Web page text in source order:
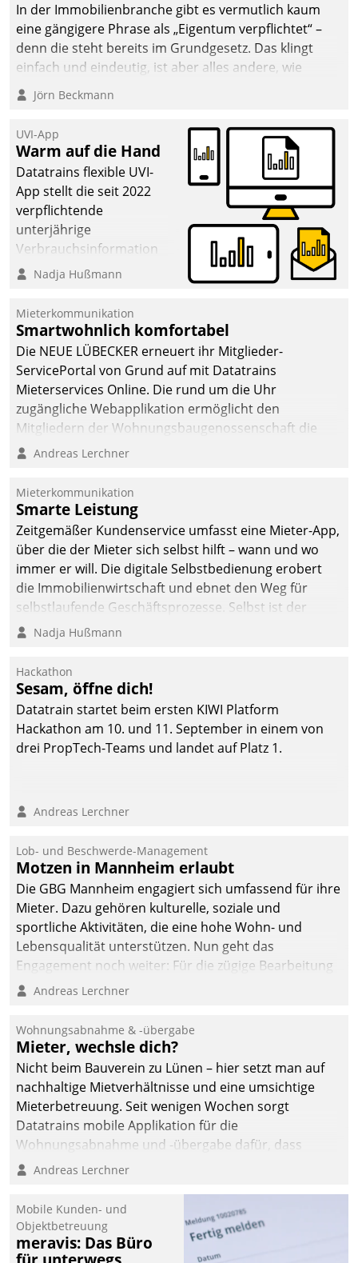
In der Immobilienbranche gibt es vermutlich kaum
eine gängigere Phrase als „Eigentum verpflichtet“ –
denn die steht bereits im Grundgesetz. Das klingt
einfach und eindeutig, ist aber alles andere, wie
Branchenbeschäftigte wissen. Denn mit der
Verantwortung folgen Verpflichtungen.
Jörn Beckmann
UVI-App
Warm auf die Hand
Datatrains flexible UVI-
App stellt die seit 2022
verpflichtende
unterjährige
Verbrauchsinformation
schnell, zuverlässig und
Die monatlichen
Mitteilungen zum
Heizungs- und
Wasserverbrauch gehen
automatisiert, vollständig
und auf Wunsch über
mehrere zuvor
Kommunikationswege bei
Nadja Hußmann
Mieterkommunikation
Smartwohnlich komfortabel
Die NEUE LÜBECKER erneuert ihr Mitglieder-
ServicePortal von Grund auf mit Datatrains
Mieterservices Online. Die rund um die Uhr
zugängliche Webapplikation ermöglicht den
Mitgliedern der Wohnungs­bau­genossenschaft die
Kontaktaufnahme per Smartphone, Tablet oder PC.
Andreas Lerchner
Mieterkommunikation
Smarte Leistung
Zeitgemäßer Kundenservice umfasst eine Mieter-App,
über die der Mieter sich selbst hilft – wann und wo
immer er will. Die digitale Selbstbedienung erobert
die Immobilienwirtschaft und ebnet den Weg für
selbstlaufende Geschäftsprozesse. Selbst ist der
Kunde und smart der Serviceanbieter.
Nadja Hußmann
Hackathon
Sesam, öffne dich!
Datatrain startet beim ersten KIWI Platform
Hackathon am 10. und 11. September in einem von
drei PropTech-Teams und landet auf Platz 1.
Andreas Lerchner
Lob- und Beschwerde-Management
Motzen in Mannheim erlaubt
Die GBG Mannheim engagiert sich umfassend für ihre
Mieter. Dazu gehören kulturelle, soziale und
sportliche Aktivitäten, die eine hohe Wohn- und
Lebensqualität unterstützen. Nun geht das
Engagement noch weiter: Für die zügige Bearbeitung
von Beschwerden – oder Lob – richtet das
und Beschwerde-Management einen eigenen Kanal
ein.
Andreas Lerchner
Wohnungsabnahme & -übergabe
Mieter, wechsle dich?
Nicht beim Bauverein zu Lünen – hier setzt man auf
nachhaltige Mietverhältnisse und eine umsichtige
Mieterbetreuung. Seit wenigen Wochen sorgt
Datatrains mobile Applikation für die
Wohnungsabnahme und -übergabe dafür, dass
Mieter wohlgeordnet kommen und, so es sein muss,
Andreas Lerchner
Mobile Kunden- und
Objektbetreuung
meravis: Das Büro